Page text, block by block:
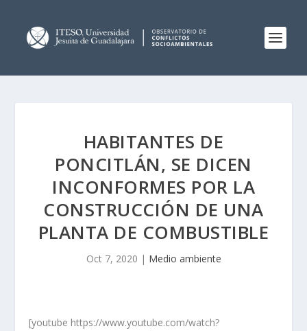
HABITANTES DE
PONCITLÁN, SE DICEN
INCONFORMES POR LA
CONSTRUCCIÓN DE UNA
PLANTA DE COMBUSTIBLE
Oct 7, 2020 | Medio ambiente
[youtube https://www.youtube.com/watch?